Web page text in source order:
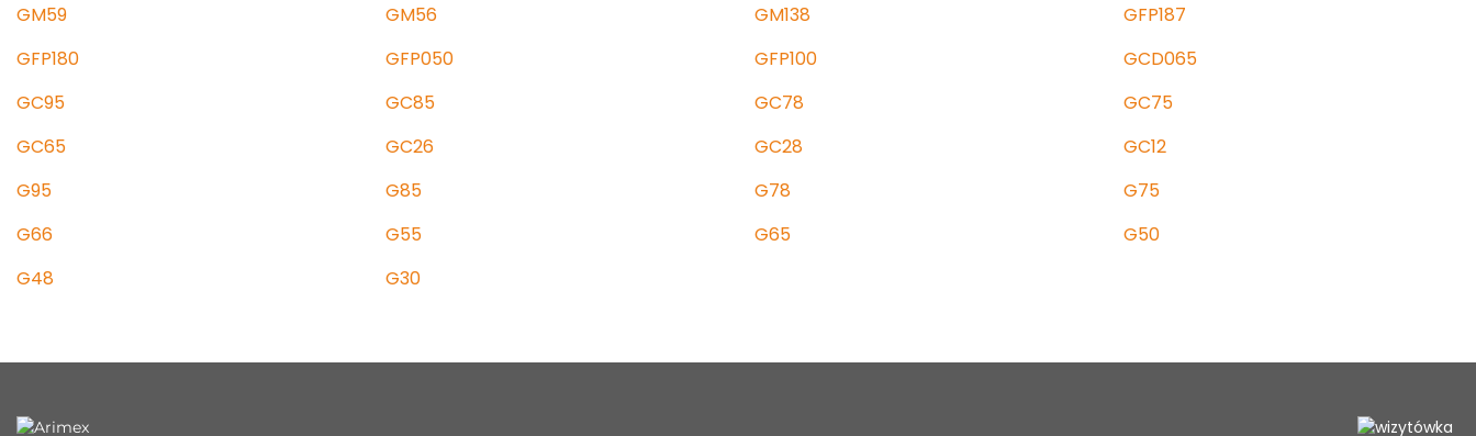
GM59
GM56 GM138
GFP187
GFP180
GFP050 GFP100
GCD065
GC95
GC85 GC78
GC75
GC65
GC26 GC28
GC12
G95
G85 G78
G75
G66
G55 G65
G50
G48
G30